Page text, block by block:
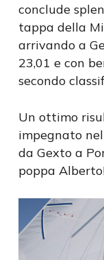
conclude
tappa della
arrivando a
23,01 e con
secondo
Un ottimo
impegnato
da Gexto a
poppa